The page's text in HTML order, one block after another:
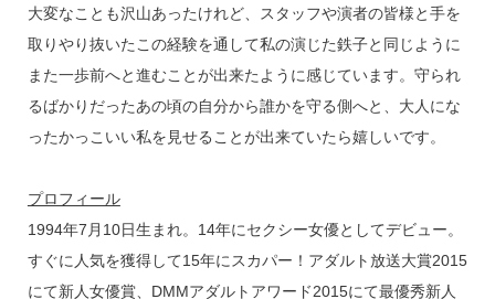
大変なことも沢山あったけれど、スタッフや演者の皆様と手を
取りやり抜いたこの経験を通して私の演じた鉄子と同じように
また一歩前へと進むことが出来たように感じています。守られ
るばかりだったあの頃の自分から誰かを守る側へと、大人にな
ったかっこいい私を見せることが出来ていたら嬉しいです。
プロフィール
1994年7月10日生まれ。14年にセクシー女優としてデビュー。
すぐに人気を獲得して15年にスカパー！アダルト放送大賞2015
にて新人女優賞、DMMアダルトアワード2015にて最優秀新人